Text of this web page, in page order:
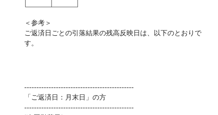
＜参考＞
ご返済日ごとの引落結果の残高反映日は、以下のとおりで
す。
---------------------------------------------
「ご返済日：月末日」の方
---------------------------------------------